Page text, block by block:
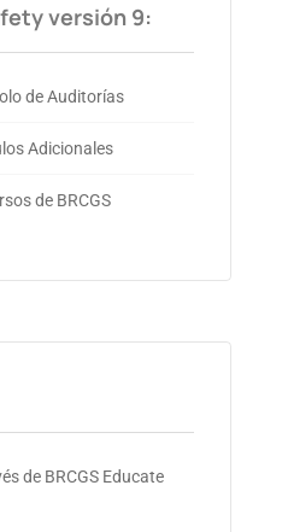
versión 9:
de Auditorías
Adicionales
de BRCGS
de BRCGS Educate